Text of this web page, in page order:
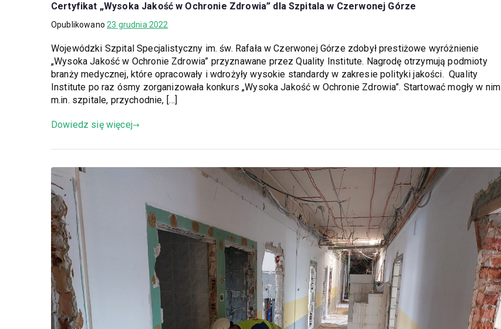
Certyfikat „Wysoka Jakość w Ochronie Zdrowia” dla Szpitala w Czerwonej Górze
Opublikowano23 grudnia 2022
Wojewódzki Szpital Specjalistyczny im. św. Rafała w Czerwonej Górze zdobył prestiżowe wyróżnienie
„Wysoka Jakość w Ochronie Zdrowia” przyznawane przez Quality Institute. Nagrodę otrzymują podmioty
branży medycznej, które opracowały i wdrożyły wysokie standardy w zakresie polityki jakości. Quality
Institute po raz ósmy zorganizowała konkurs „Wysoka Jakość w Ochronie Zdrowia”. Startować mogły w nim
m.in. szpitale, przychodnie, […]
Dowiedz się więcej